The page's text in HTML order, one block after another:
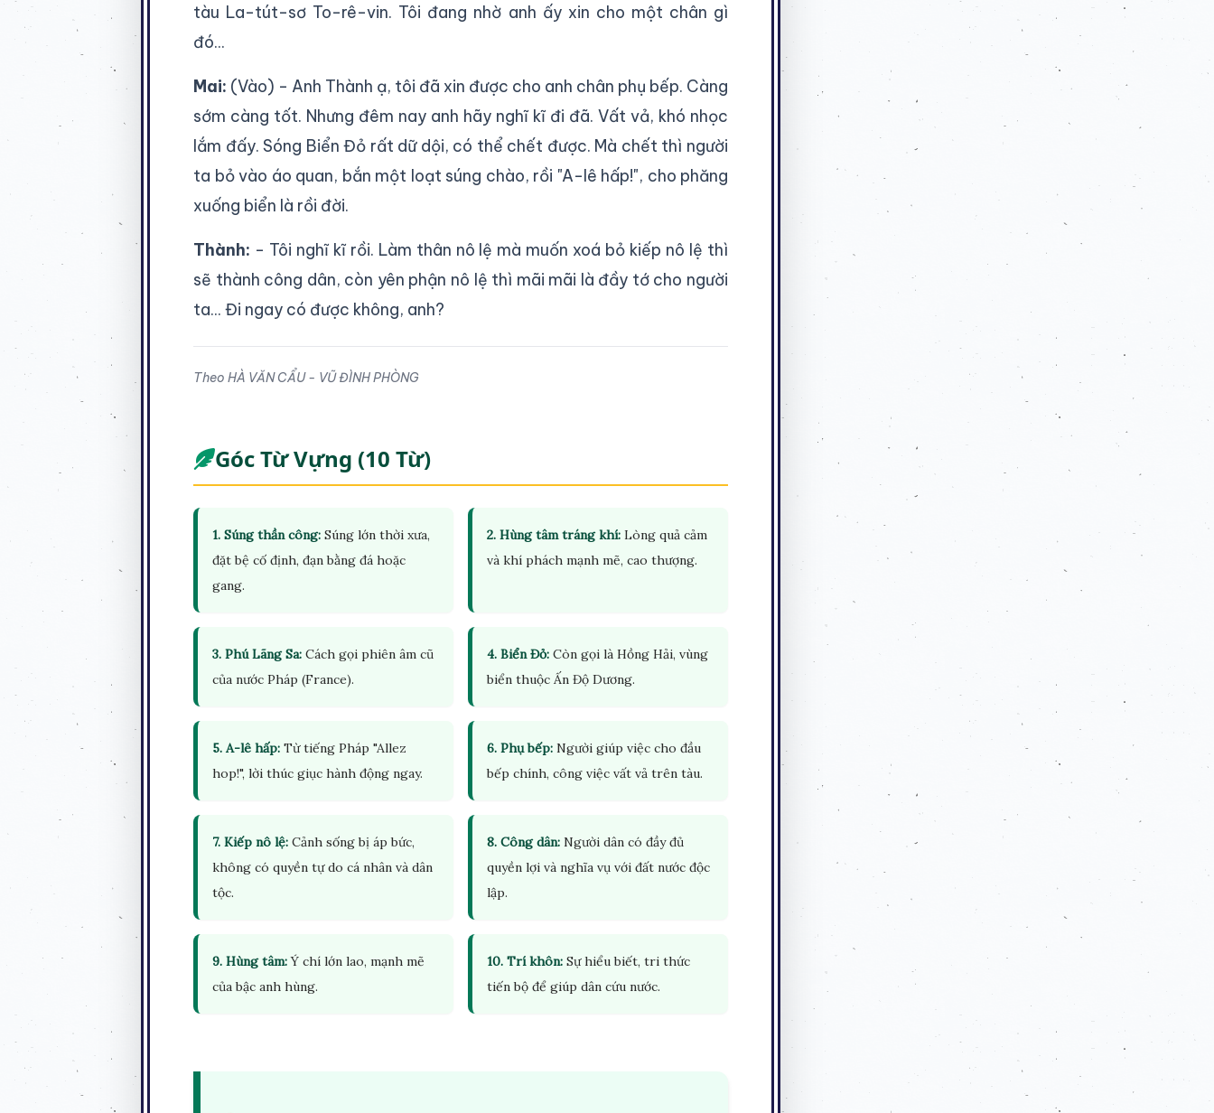
tàu La-tút-sơ To-rê-vin. Tôi đang nhờ anh ấy xin cho một chân gì
đó...
Mai: (Vào) - Anh Thành ạ, tôi đã xin được cho anh chân phụ bếp. Càng
sớm càng tốt. Nhưng đêm nay anh hãy nghĩ kĩ đi đã. Vất vả, khó nhọc
lắm đấy. Sóng Biển Đỏ rất dữ dội, có thể chết được. Mà chết thì người
ta bỏ vào áo quan, bắn một loạt súng chào, rồi "A-lê hấp!", cho phăng
xuống biển là rồi đời.
Thành: - Tôi nghĩ kĩ rồi. Làm thân nô lệ mà muốn xoá bỏ kiếp nô lệ thì
sẽ thành công dân, còn yên phận nô lệ thì mãi mãi là đầy tớ cho người
ta... Đi ngay có được không, anh?
Theo HÀ VĂN CẨU - VŨ ĐÌNH PHÒNG
Góc Từ Vựng (10 Từ)
1. Súng thần công: Súng lớn thời xưa,
đặt bệ cố định, đạn bằng đá hoặc
gang.
2. Hùng tâm tráng khí: Lòng quả cảm
và khí phách mạnh mẽ, cao thượng.
3. Phú Lãng Sa: Cách gọi phiên âm cũ
của nước Pháp (France).
4. Biển Đỏ: Còn gọi là Hồng Hải, vùng
biển thuộc Ấn Độ Dương.
5. A-lê hấp: Từ tiếng Pháp "Allez
hop!", lời thúc giục hành động ngay.
6. Phụ bếp: Người giúp việc cho đầu
bếp chính, công việc vất vả trên tàu.
7. Kiếp nô lệ: Cảnh sống bị áp bức,
không có quyền tự do cá nhân và dân
tộc.
8. Công dân: Người dân có đầy đủ
quyền lợi và nghĩa vụ với đất nước độc
lập.
9. Hùng tâm: Ý chí lớn lao, mạnh mẽ
của bậc anh hùng.
10. Trí khôn: Sự hiểu biết, tri thức
tiến bộ để giúp dân cứu nước.